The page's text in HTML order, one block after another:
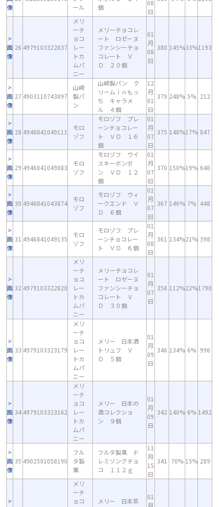
像
ール
個
08
日
画
像
26 4979103322837
メリ
ーチ
ョコ
レー
トカ
ムパ
ニー
メリーチョコレ
ート ロゼーヌ
ファンシーチョ
コレート Ｖ
Ｄ ２０個
01
月
08
日
380 145%33%1193
画
像
27 4903110743897
山崎
製パ
ン
山崎製パン ク
リームｉｎもっ
ち キャラメ
ル ４個
12
月
01
日
379 248% 5% 212
画
像
28 4946841049111
モロ
ゾフ
モロゾフ プレ
ーンチョコレー
ト ＶＤ １６
個
01
月
07
日
375 148%17% 847
画
像
29 4946841049883
モロ
ゾフ
モロゾフ ウイ
スキーボンボ
ン ＶＤ １２
個
01
月
07
日
370 150%19% 648
画
像
30 4946841043874
モロ
ゾフ
モロゾフ ウィ
ークエンド Ｖ
Ｄ ６個
01
月
07
日
367 146% 7% 448
画
像
31 4946841049135
モロ
ゾフ
モロゾフ プレ
ーンチョコレー
ト ＶＤ ６個
01
月
08
日
361 134%21% 398
画
像
32 4979103322820
メリ
ーチ
ョコ
レー
トカ
ムパ
ニー
メリーチョコレ
ート ロゼーヌ
ファンシーチョ
コレート Ｖ
Ｄ ３０個
01
月
07
日
358 112%22%1790
画
像
33 4979103323179
メリ
ーチ
ョコ
レー
トカ
ムパ
ニー
メリー 日本酒
トリュフ Ｖ
Ｄ ５個
01
月
09
日
346 134% 6% 996
画
像
34 4979103323162
メリ
ーチ
ョコ
レー
トカ
ムパ
ニー
メリー 日本の
酒コレクショ
ン ９個
01
月
09
日
342 140% 6% 1492
画
像
35 4902501058190
フル
タ製
菓
フルタ製菓 ド
レミソングチョ
コ １１２ｇ
11
月
15
日
341 70% 15% 289
メリ
ーチ
ョコ
メリー 日本茶
01
月